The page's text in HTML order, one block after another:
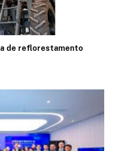
de reflorestamento